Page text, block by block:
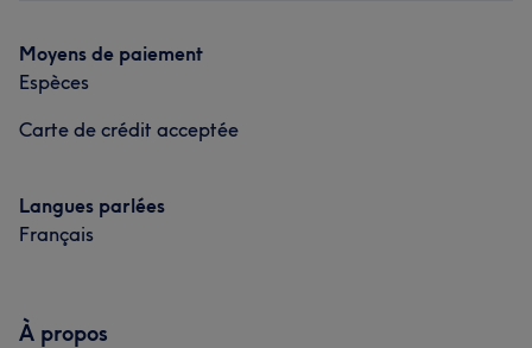
Moyens de paiement
Espèces
Carte de crédit acceptée
Langues parlées
Français
À propos